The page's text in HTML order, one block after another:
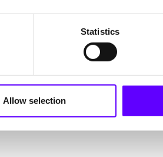
Statistics
Allow selection
Tiere ein Zuhause und
sehr am Herzen. Die
schenken Entlastung